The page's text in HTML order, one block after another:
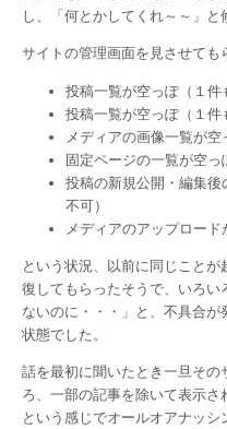
し、「何とかしてくれ～～」と
サイトの管理画面を見させても
投稿一覧が空っぽ（１件
投稿一覧が空っぽ（１件
メディアの画像一覧が空
固定ページの一覧が空っ
投稿の新規公開・編集後
不可）
メディアのアップロー
という状況、以前に同じこと
復してもらったそうで、いろ
ないのに・・・」と、不具合
状態でした。
話を最初に聞いたとき一旦その
ろ、一部の記事を除いて表示
という感じでオールオアナッ